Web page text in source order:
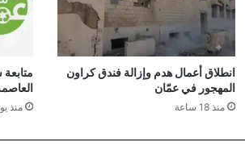
انطلاق أعمال هدم وإزالة فندق كراون
المهجور في عمّان
منذ 18 ساعة منذ